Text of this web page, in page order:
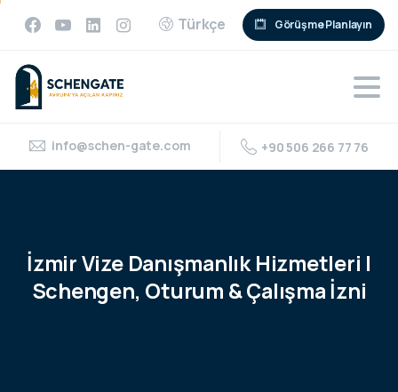
Türkçe Görüşme Planlayın
info@schen-gate.com +90 506 266 77 76
İzmirVize Danışmanlık Hizmetleri |
Schengen, Oturum &Çalışmaİzni